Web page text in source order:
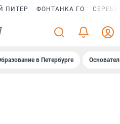
ПИТЕР ФОНТАНКА ГО
в Петербурге